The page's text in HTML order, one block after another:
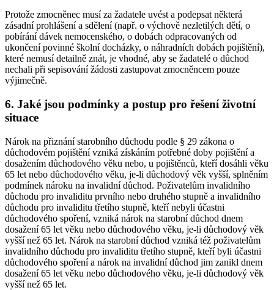
Protože zmocněnec musí za žadatele uvést a podepsat některá
zásadní prohlášení a sdělení (např. o výchově nezletilých dětí, o
pobírání dávek nemocenského, o dobách odpracovaných od
ukončení povinné školní docházky, o náhradních dobách pojištění),
které nemusí detailně znát, je vhodné, aby se žadatelé o důchod
nechali při sepisování žádosti zastupovat zmocněncem pouze
výjimečně.
6. Jaké jsou podmínky a postup pro řešení životní
situace
Nárok na přiznání starobního důchodu podle § 29 zákona o
důchodovém pojištění vzniká získáním potřebné doby pojištění a
dosažením důchodového věku nebo, u pojištěnců, kteří dosáhli věku
65 let nebo důchodového věku, je-li důchodový věk vyšší, splněním
podmínek nároku na invalidní důchod. Poživatelům invalidního
důchodu pro invaliditu prvního nebo druhého stupně a invalidního
důchodu pro invaliditu třetího stupně, kteří nebyli účastni
důchodového spoření, vzniká nárok na starobní důchod dnem
dosažení 65 let věku nebo důchodového věku, je-li důchodový věk
vyšší než 65 let. Nárok na starobní důchod vzniká též poživatelům
invalidního důchodu pro invaliditu třetího stupně, kteří byli účastni
důchodového spoření a nárok na invalidní důchod jim zanikl dnem
dosažení 65 let věku nebo důchodového věku, je-li důchodový věk
vyšší než 65 let.